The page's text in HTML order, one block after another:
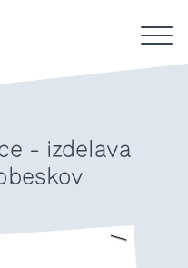
– izdelava